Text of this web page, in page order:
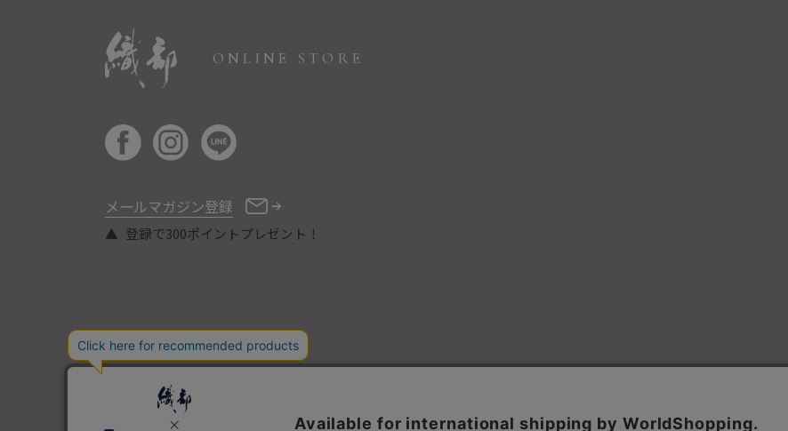
ONLINE STORE
メールマガジン登録
登録で300ポイントプレゼント！
COPYRIGHT © ORIBE ALL RIGHTS RESERVED.